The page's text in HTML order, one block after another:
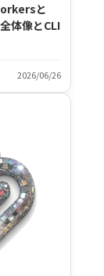
と
体像とCLI
2026/06/26